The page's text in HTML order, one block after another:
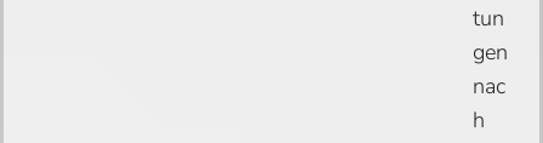
tun
gen
nac
h